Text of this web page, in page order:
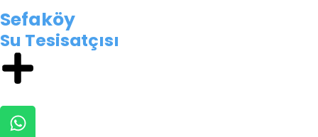
Sefaköy
Su Tesisatçısı